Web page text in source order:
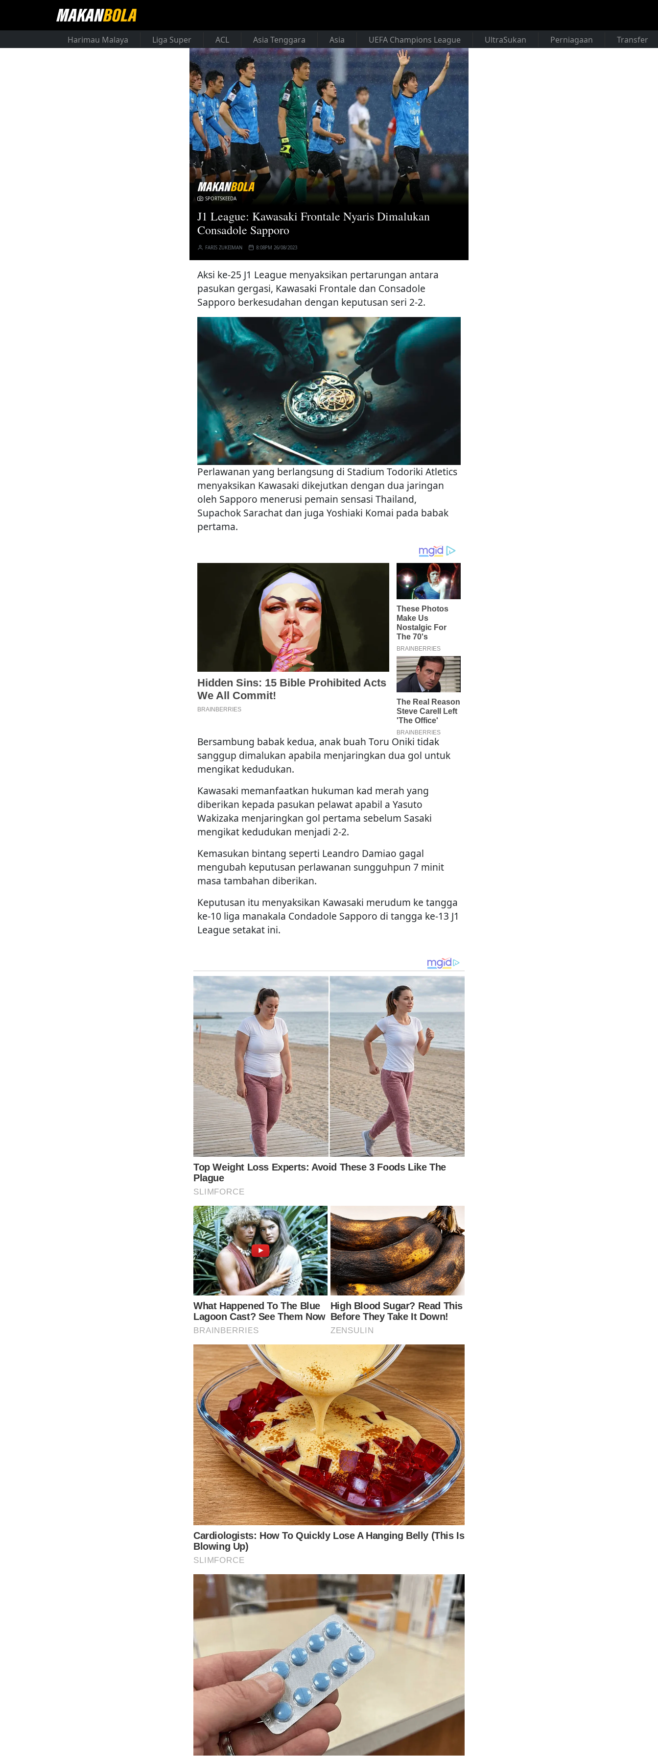
Harimau Malaya Liga Super ACL Asia Tenggara Asia UEFA Champions League UltraSukan Perniagaan Transfer
SPORTSKEEDA
J1 League: Kawasaki Frontale Nyaris Dimalukan
Consadole Sapporo
FARIS ZUKEIMAN 8:08PM 26/08/2023
Aksi ke-25 J1 League menyaksikan pertarungan antara
pasukan gergasi, Kawasaki Frontale dan Consadole
Sapporo berkesudahan dengan keputusan seri 2-2.
Perlawanan yang berlangsung di Stadium Todoriki Atletics
menyaksikan Kawasaki dikejutkan dengan dua jaringan
oleh Sapporo menerusi pemain sensasi Thailand,
Supachok Sarachat dan juga Yoshiaki Komai pada babak
pertama.
Bersambung babak kedua, anak buah Toru Oniki tidak
sanggup dimalukan apabila menjaringkan dua gol untuk
mengikat kedudukan.
Kawasaki memanfaatkan hukuman kad merah yang
diberikan kepada pasukan pelawat apabil a Yasuto
Wakizaka menjaringkan gol pertama sebelum Sasaki
mengikat kedudukan menjadi 2-2.
Kemasukan bintang seperti Leandro Damiao gagal
mengubah keputusan perlawanan sungguhpun 7 minit
masa tambahan diberikan.
Keputusan itu menyaksikan Kawasaki merudum ke tangga
ke-10 liga manakala Condadole Sapporo di tangga ke-13 J1
League setakat ini.